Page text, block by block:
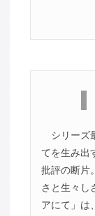
シリーズ
てを生み出
批評の断片
さと生々し
アにて」は